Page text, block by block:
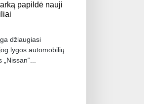
papildė nauji
džiaugiasi
lygos automobilių